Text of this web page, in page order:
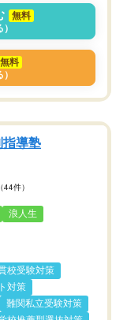
無料
無料
指導塾
（44件）
浪人生
校受験対策
対策
難関私立受験対策